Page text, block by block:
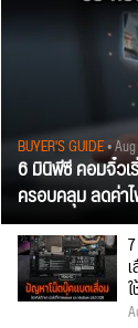
BUYER'S GUIDE•
6 มินิพีซี คอมจิ๋วเ
ครอบคลุม ลดค่า